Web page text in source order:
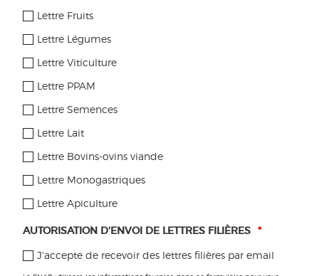
les rayons bio dans la grande distribution.
les filières bio.
UN RÉSEAU DE PRODUCTEURS
sont structurés au sein du réseau FNAB, seul réseau de
producteurs conventionnels en réflexion sur leurs pratiques,
les producteurs en conversion et les producteurs bio dans
réseau des producteurs bio
C’est quoi la bio ?
Lettre Fruits
Lettre Légumes
Lettre Viticulture
Lettre PPAM
Lettre Semences
Lettre Lait
Lettre Bovins-ovins viande
Lettre Monogastriques
Lettre Apiculture
AUTORISATION D'ENVOI DE LETTRES FILIÈRES *
J'accepte de recevoir des lettres filières par email